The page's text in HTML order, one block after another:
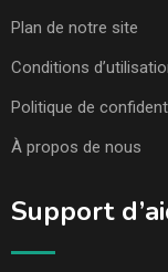
Plan de notre site
Conditions
Politique de
À propos de nous
Support